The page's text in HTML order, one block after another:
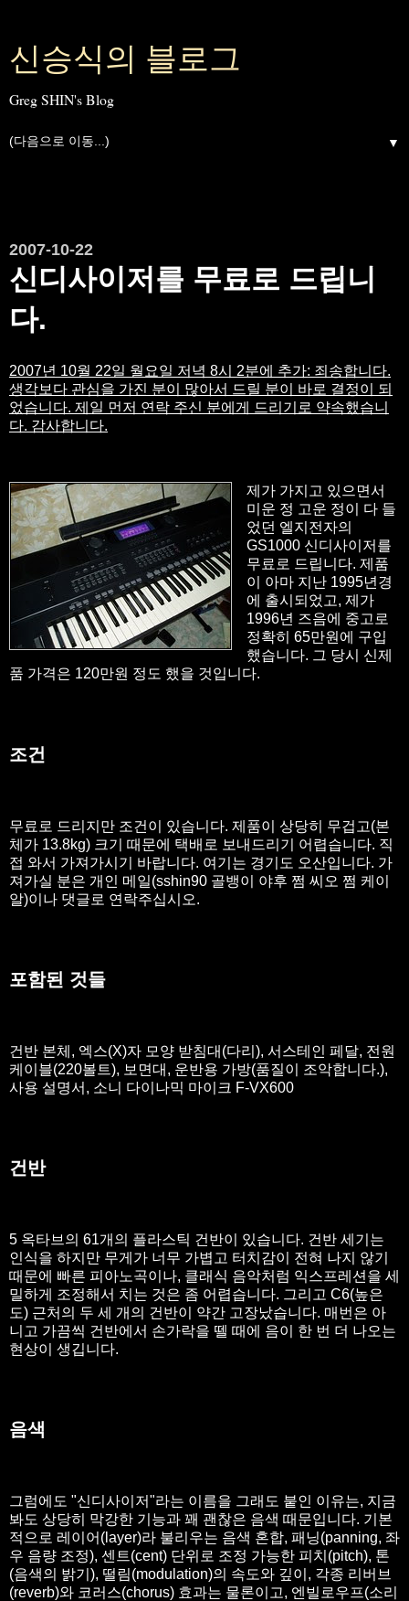
신승식의 블로그
Greg SHIN's Blog
▼
2007-10-22
신디사이저를 무료로 드립니
다.
2007년 10월 22일 월요일 저녁 8시 2분에 추가: 죄송합니다.
생각보다 관심을 가진 분이 많아서 드릴 분이 바로 결정이 되
었습니다. 제일 먼저 연락 주신 분에게 드리기로 약속했습니
다. 감사합니다.
제가 가지고 있으면서
미운 정 고운 정이 다 들
었던 엘지전자의
GS1000 신디사이저를
무료로 드립니다. 제품
이 아마 지난 1995년경
에 출시되었고, 제가
1996년 즈음에 중고로
정확히 65만원에 구입
했습니다. 그 당시 신제
품 가격은 120만원 정도 했을 것입니다.
조건
무료로 드리지만 조건이 있습니다. 제품이 상당히 무겁고(본
체가 13.8kg) 크기 때문에 택배로 보내드리기 어렵습니다. 직
접 와서 가져가시기 바랍니다. 여기는 경기도 오산입니다. 가
져가실 분은 개인 메일(sshin90 골뱅이 야후 쩜 씨오 쩜 케이
알)이나 댓글로 연락주십시오.
포함된 것들
건반 본체, 엑스(X)자 모양 받침대(다리), 서스테인 페달, 전원
케이블(220볼트), 보면대, 운반용 가방(품질이 조악합니다.),
사용 설명서, 소니 다이나믹 마이크 F-VX600
건반
5 옥타브의 61개의 플라스틱 건반이 있습니다. 건반 세기는
인식을 하지만 무게가 너무 가볍고 터치감이 전혀 나지 않기
때문에 빠른 피아노곡이나, 클래식 음악처럼 익스프레션을 세
밀하게 조정해서 치는 것은 좀 어렵습니다. 그리고 C6(높은
도) 근처의 두 세 개의 건반이 약간 고장났습니다. 매번은 아
니고 가끔씩 건반에서 손가락을 뗄 때에 음이 한 번 더 나오는
현상이 생깁니다.
음색
그럼에도 "신디사이저"라는 이름을 그래도 붙인 이유는, 지금
봐도 상당히 막강한 기능과 꽤 괜찮은 음색 때문입니다. 기본
적으로 레이어(layer)라 불리우는 음색 혼합, 패닝(panning, 좌
우 음량 조정), 센트(cent) 단위로 조정 가능한 피치(pitch), 톤
(음색의 밝기), 떨림(modulation)의 속도와 깊이, 각종 리버브
(reverb)와 코러스(chorus) 효과는 물론이고, 엔빌로우프(소리